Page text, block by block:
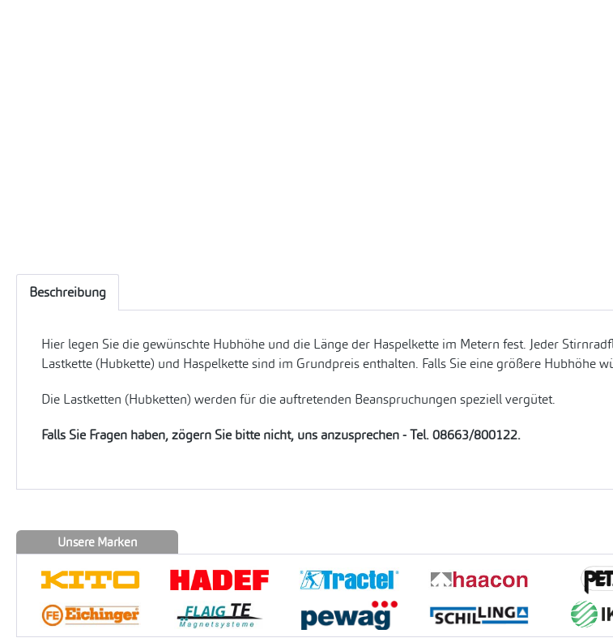
Beschreibung
Hier legen Sie die gewünschte Hubhöhe und die Länge der Haspelkette im Metern fest. Jeder
Lastkette (Hubkette) und Haspelkette sind im Grundpreis enthalten. Falls Sie eine größere Hubhöhe
Die Lastketten (Hubketten) werden für die auftretenden Beanspruchungen speziell vergütet.
Falls Sie Fragen haben, zögern Sie bitte nicht, uns anzusprechen - Tel. 08663/800122.
Unsere Marken